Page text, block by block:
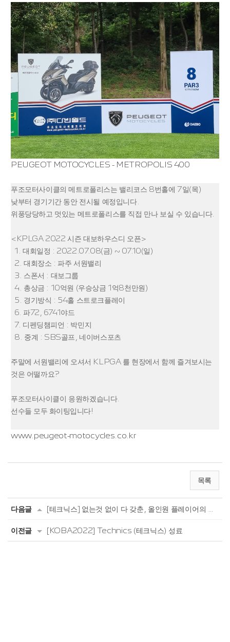
PEUGEOT MOTOCYCLES - METROPOLIS 400
푸조모터사이클의 메트로폴리스는 밸리코스 8번홀에 7일(목)
낮부터 경기기간 동안 전시될 예정입니다.
위풍당당하고 멋있는 메트로폴리스를 직접 만나 보실 수 있습니다.
<KPLGA 2022 시즌 대보하우스디 오픈>
1. 대회일정 : 2022.07.08(금) ~ 07.10(일)
2. 대회장소 : 파주 서원밸리
3. 스폰서 : 대보그룹
4. 총상금 : 10억원 (우승상금 1억8천만원)
5. 경기방식 : 54홀 스트로크플레이
6. 파72, 6741야드
7. 디펜딩챔피언 : 박민지
8. 중계 : SBS골프, 네이버스포츠
주말에 서원밸리에 오셔서 KLPGA 를 현장에서 함께 즐겨보시는
것은 어떨까요?
푸조모터사이클이 응원하겠습니다.
선수들 모두 화이팅입니다!
www.peugeot-motocycles.co.kr
목록
다음글 [테크닉스] 없는것 없이 다 갖춘, 올인원 플레이어의 끝판왕 오타바 (Ottava) SC-C70...
이전글 [KOBA2022] Technics (테크닉스) 성료